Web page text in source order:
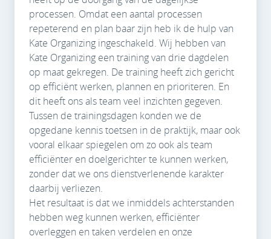
processen. Omdat een aantal processen
repeterend en plan baar zijn heb ik de hulp van
Kate Organizing ingeschakeld. Wij hebben van
Kate Organizing een training van drie dagdelen
op maat gekregen. De training heeft zich gericht
op efficiënt werken, plannen en prioriteren. En
dit heeft ons als team veel inzichten gegeven.
Tussen de trainingsdagen konden we de
opgedane kennis toetsen in de praktijk, maar ook
vooral elkaar spiegelen om zo ook als team
efficiënter en doelgerichter te kunnen werken,
zonder dat we ons dienstverlenende karakter
daarbij verliezen.
Het resultaat is dat we inmiddels achterstanden
hebben weg kunnen werken, efficiënter
overleggen en taken verdelen en onze